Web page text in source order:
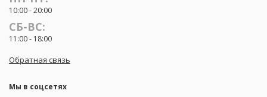
10:00 - 20:00
СБ-ВС:
11:00 - 18:00
Обратная связь
Мы в соцсетях